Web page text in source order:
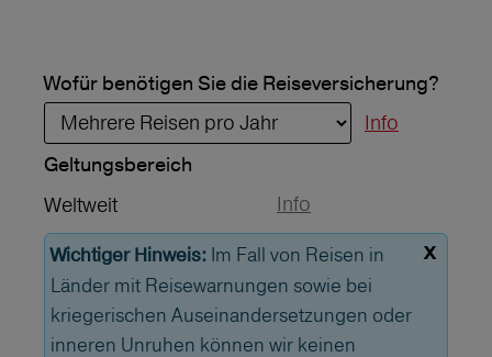
Wofür benötigen Sie die Reiseversicherung?
Info
Geltungs­bereich
Weltweit
Info
x
Wichtiger Hinweis: Im Fall von Reisen in
Länder mit Reisewarnungen sowie bei
kriegerischen Auseinandersetzungen oder
inneren Unruhen können wir keinen